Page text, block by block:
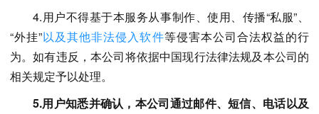
4.用户不得基于本服务从事制作、使用、传播“私服”、
“外挂”以及其他非法侵入软件等侵害本公司合法权益的行
为。如有违反，本公司将依据中国现行法律法规及本公司的
相关规定予以处理。
5.用户知悉并确认，本公司通过邮件、短信、电话以及